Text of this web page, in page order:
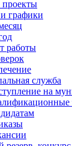
графики
работы
служба
на